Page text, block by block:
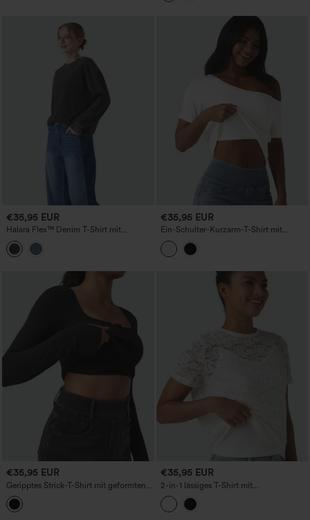
€35,95 EUR
Halara Flex™ Denim T-Shirt mit
Rundhalsausschnitt, langärmlig,
gewaschen und lässig
€35,95 EUR
Ein-Schulter-Kurzarm-T-Shirt mit
integriertem BH und vorn zum Binden –
legeres Alltagsshirt
€35,95 EUR
Geripptes Strick-T-Shirt mit geformten
Cups, Push-up, quadratischem
Ausschnitt, langen Ärmeln mit
Daumenlöchern und Schleife, lässig
€35,95 EUR
2-in-1 lässiges T-Shirt mit
Rundhalsausschnitt, Kurzärmeln und
Spitze